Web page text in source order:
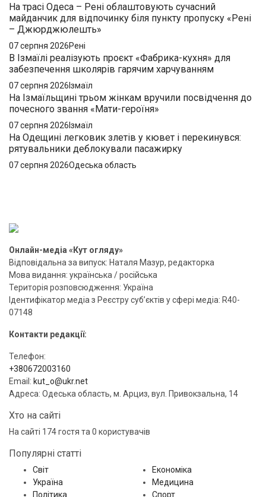
На трасі Одеса – Рені облаштовують сучасний
майданчик для відпочинку біля пункту пропуску «Рені
– Джюрджюлешть»
07 серпня 2026Рені
В Ізмаїлі реалізують проєкт «Фабрика-кухня» для
забезпечення школярів гарячим харчуванням
07 серпня 2026 Ізмаїл
На Ізмаїльщині трьом жінкам вручили посвідчення до
почесного звання «Мати-героїня»
07 серпня 2026 Ізмаїл
На Одещині легковик злетів у кювет і перекинувся:
рятувальники деблокували пасажирку
07 серпня 2026Одеська область
Онлайн-медіа «Кут огляду»
Відповідальна за випуск: Наталя Мазур, редакторка
Мова видання: українська / російська
Територія розповсюдження: Україна
Ідентифікатор медіа з Реєстру суб’єктів у сфері медіа: R40-
07148
Контакти редакції:
Телефон:
+380672003160
Email: kut_o@ukr.net
Адреса: Одеська область, м. Арциз, вул. Привокзальна, 14
Хто на сайті
На сайті 174 гостя та 0 користувачів
Популярні статті
Світ
Україна
Політика
Економіка
Медицина
Спорт